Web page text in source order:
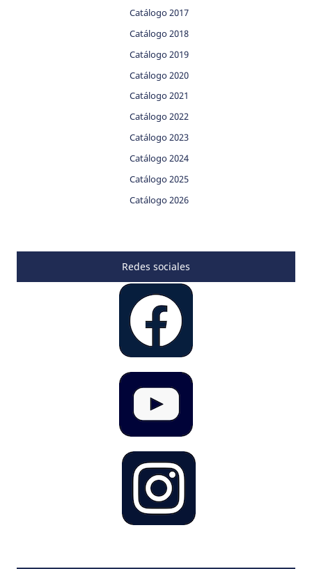
Catálogo 2017
Catálogo 2018
Catálogo 2019
Catálogo 2020
Catálogo 2021
Catálogo 2022
Catálogo 2023
Catálogo 2024
Catálogo 2025
Catálogo 2026
Redes sociales